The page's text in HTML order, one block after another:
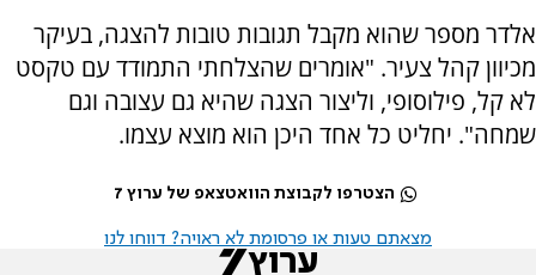
אלדר מספר שהוא מקבל תגובות טובות להצגה, בעיקר
מכיוון קהל צעיר. "אומרים שהצלחתי התמודד עם טקסט
לא קל, פילוסופי, וליצור הצגה שהיא גם עצובה וגם
שמחה". יחליט כל אחד היכן הוא מוצא עצמו.
הצטרפו לקבוצת הוואטצאפ של ערוץ 7
מצאתם טעות או פרסומת לא ראויה? דווחו לנו